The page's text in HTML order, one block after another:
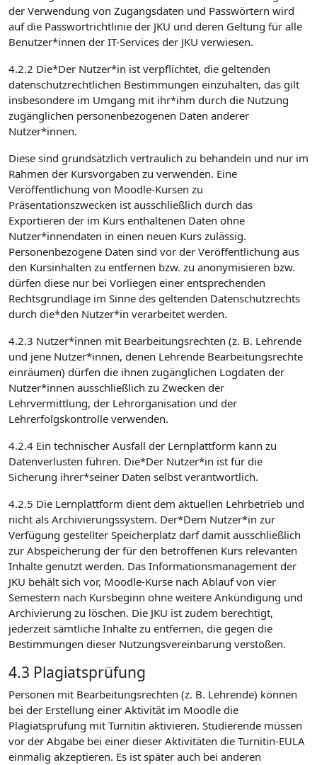
der Verwendung von Zugangsdaten und Passwörtern wird
auf die Passwortrichtlinie der JKU und deren Geltung für alle
Benutzer*innen der IT-Services der JKU verwiesen.
4.2.2 Die*Der Nutzer*in ist verpflichtet, die geltenden
datenschutzrechtlichen Bestimmungen einzuhalten, das gilt
insbesondere im Umgang mit ihr*ihm durch die Nutzung
zugänglichen personenbezogenen Daten anderer
Nutzer*innen.
Diese sind grundsätzlich vertraulich zu behandeln und nur im
Rahmen der Kursvorgaben zu verwenden. Eine
Veröffentlichung von Moodle-Kursen zu
Präsentationszwecken ist ausschließlich durch das
Exportieren der im Kurs enthaltenen Daten ohne
Nutzer*innendaten in einen neuen Kurs zulässig.
Personenbezogene Daten sind vor der Veröffentlichung aus
den Kursinhalten zu entfernen bzw. zu anonymisieren bzw.
dürfen diese nur bei Vorliegen einer entsprechenden
Rechtsgrundlage im Sinne des geltenden Datenschutzrechts
durch die*den Nutzer*in verarbeitet werden.
4.2.3 Nutzer*innen mit Bearbeitungsrechten (z. B. Lehrende
und jene Nutzer*innen, denen Lehrende Bearbeitungsrechte
einräumen) dürfen die ihnen zugänglichen Logdaten der
Nutzer*innen ausschließlich zu Zwecken der
Lehrvermittlung, der Lehrorganisation und der
Lehrerfolgskontrolle verwenden.
4.2.4 Ein technischer Ausfall der Lernplattform kann zu
Datenverlusten führen. Die*Der Nutzer*in ist für die
Sicherung ihrer*seiner Daten selbst verantwortlich.
4.2.5 Die Lernplattform dient dem aktuellen Lehrbetrieb und
nicht als Archivierungssystem. Der*Dem Nutzer*in zur
Verfügung gestellter Speicherplatz darf damit ausschließlich
zur Abspeicherung der für den betroffenen Kurs relevanten
Inhalte genutzt werden. Das Informationsmanagement der
JKU behält sich vor, Moodle-Kurse nach Ablauf von vier
Semestern nach Kursbeginn ohne weitere Ankündigung und
Archivierung zu löschen. Die JKU ist zudem berechtigt,
jederzeit sämtliche Inhalte zu entfernen, die gegen die
Bestimmungen dieser Nutzungsvereinbarung verstoßen.
4.3 Plagiatsprüfung
Personen mit Bearbeitungsrechten (z. B. Lehrende) können
bei der Erstellung einer Aktivität im Moodle die
Plagiatsprüfung mit Turnitin aktivieren. Studierende müssen
vor der Abgabe bei einer dieser Aktivitäten die Turnitin-EULA
einmalig akzeptieren. Es ist später auch bei anderen